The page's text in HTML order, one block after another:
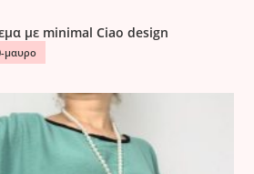
με minimal Ciao design
μαυρο